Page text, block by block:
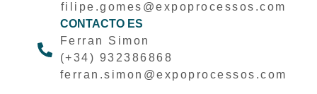
filipe.gomes@expoprocessos.com
CONTACTO ES
Ferran Simon
(+34) 932386868
ferran.simon@expoprocessos.com